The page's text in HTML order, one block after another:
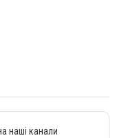
наші канали